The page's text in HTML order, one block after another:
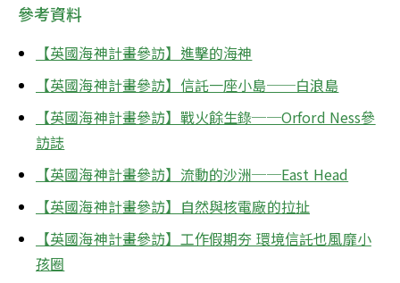
參考資料
【英國海神計畫參訪】進擊的海神
【英國海神計畫參訪】信託一座小島──白浪島
【英國海神計畫參訪】戰火餘生錄──Orford Ness參
訪誌
【英國海神計畫參訪】流動的沙洲──East Head
【英國海神計畫參訪】自然與核電廠的拉扯
【英國海神計畫參訪】工作假期夯 環境信託也風靡小
孩圈